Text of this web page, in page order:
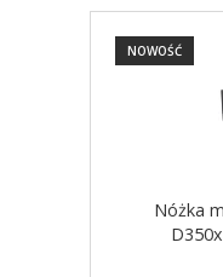
Nóżka
NOWOŚĆ